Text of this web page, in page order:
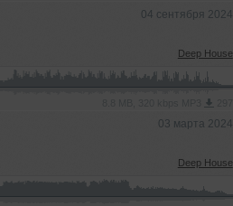
04 сентября 2024
Deep House
03 марта 2024
Deep House